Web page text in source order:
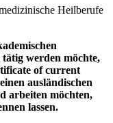
Heilberufe
werden möchte,
of current
ausländischen
arbeiten möchten,
lassen.